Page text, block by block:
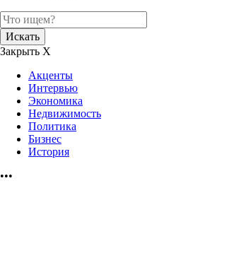
Искать
Закрыть Х
Акценты
Интервью
Экономика
Недвижимость
Политика
Бизнес
История
•••